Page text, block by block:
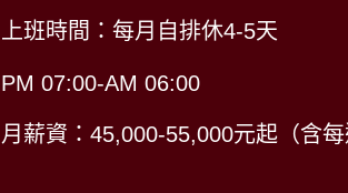
上班時間：每月自排休4-5天
PM 07:00-AM 06:00
月薪資：45,000-55,000元起（含每